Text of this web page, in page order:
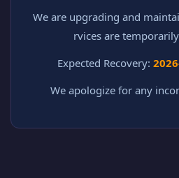
We are upgrading and
rvices are
Expected Recovery:
We apologize for any